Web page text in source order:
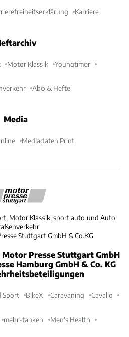
Karriere
Motor Klassik Youngtimer
Abo & Hefte
Media
Mediadaten Print
Motor Klassik, sport auto und Auto
Stuttgart GmbH & Co.KG
Presse Stuttgart GmbH
Hamburg GmbH & Co. KG
Sport BikeX Caravaning Cavallo
mehr-tanken Men's Health